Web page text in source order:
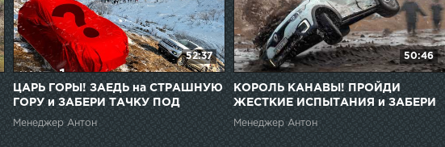
52:37
ЦАРЬ ГОРЫ! ЗАЕДЬ на СТРАШНУЮ
ГОРУ и ЗАБЕРИ ТАЧКУ ПОД
ЧЕХЛОМ!
Менеджер Антон
50:46
КОРОЛЬ КАНАВЫ! ПРОЙДИ
ЖЕСТКИЕ ИСПЫТАНИЯ и ЗАБЕРИ
ТАЧКУ ПОД ЧЕХЛОМ! часть 2
Менеджер Антон